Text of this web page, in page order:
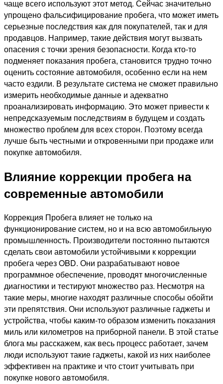
чаще всего используют этот метод. Сейчас значительно
упрощено фальсифицирование пробега, что может иметь
серьезные последствия как для покупателей, так и для
продавцов. Например, такие действия могут вызвать
опасения с точки зрения безопасности. Когда кто-то
подменяет показания пробега, становится трудно точно
оценить состояние автомобиля, особенно если на нем
часто ездили. В результате система не сможет правильно
измерить необходимые данные и адекватно
проанализировать информацию. Это может привести к
непредсказуемым последствиям в будущем и создать
множество проблем для всех сторон. Поэтому всегда
лучше быть честными и откровенными при продаже или
покупке автомобиля.
Влияние коррекции пробега на
современные автомобили
Коррекция Пробега влияет не только на
функционирование систем, но и на всю автомобильную
промышленность. Производители постоянно пытаются
сделать свои автомобили устойчивыми к коррекции
пробега через OBD. Они разрабатывают новое
программное обеспечение, проводят многочисленные
диагностики и тестируют множество раз. Несмотря на
такие меры, многие находят различные способы обойти
эти препятствия. Они используют различные гаджеты и
устройства, чтобы каким-то образом изменить показания
миль или километров на приборной панели. В этой статье
блога мы расскажем, как весь процесс работает, зачем
люди используют такие гаджеты, какой из них наиболее
эффективен на практике и что стоит учитывать при
покупке нового автомобиля.